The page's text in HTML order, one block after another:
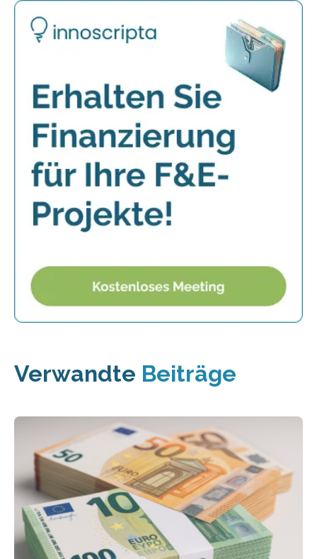
Verwandte Beiträge